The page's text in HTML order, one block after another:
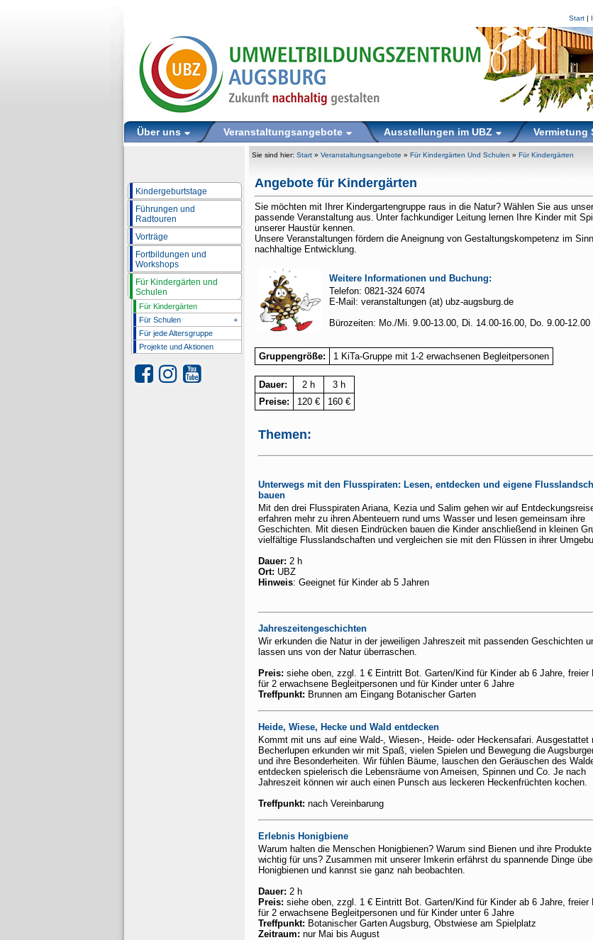
Start|
Über uns Veranstaltungsangebote Ausstellungen im UBZ Vermietung
Kindergeburtstage
Führungen und
Radtouren
Vorträge
Fortbildungen und
Workshops
Für Kindergärten und
Schulen
Für Kindergärten
+
Für Schulen
Für jede Altersgruppe
Projekte und Aktionen
Sie sind hier: Start» Veranstaltungsangebote » Für Kindergärten Und Schulen » Für Kindergärten
Angebote für Kindergärten
Sie möchten mit Ihrer Kindergartengruppe raus in die Natur? Wählen Sie aus
passende Veranstaltung aus. Unter fachkundiger Leitung lernen Ihre Kinder mit
unserer Haustür kennen.
Unsere Veranstaltungen fördern die Aneignung von Gestaltungskompetenz im
nachhaltige Entwicklung.
Weitere Informationen und Buchung:
Telefon: 0821-324 6074
E-Mail: veranstaltungen (at) ubz-augsburg.de
Bürozeiten: Mo./Mi. 9.00-13.00, Di. 14.00-16.00, Do. 9.00-12.00
Gruppengröße: 1 KiTa-Gruppe mit 1-2 erwachsenen Begleitpersonen
Dauer: 2 h
3 h
Preise:
120 € 160 €
Themen:
Unterwegs mit den Flusspiraten: Lesen, entdecken und eigene
bauen
Mit den drei Flusspiraten Ariana, Kezia und Salim gehen wir auf
erfahren mehr zu ihren Abenteuern rund ums Wasser und lesen gemeinsam ihre
Geschichten. Mit diesen Eindrücken bauen die Kinder anschließend in kleinen
vielfältige Flusslandschaften und vergleichen sie mit den Flüssen in ihrer
Dauer: 2 h
Ort: UBZ
Hinweis: Geeignet für Kinder ab 5 Jahren
Jahreszeitengeschichten
Wir erkunden die Natur in der jeweiligen Jahreszeit mit passenden Geschichten
lassen uns von der Natur überraschen.
Preis: siehe oben, zzgl. 1 € Eintritt Bot. Garten/Kind für Kinder ab 6 Jahre, freier
für 2 erwachsene Begleitpersonen und für Kinder unter 6 Jahre
Treffpunkt: Brunnen am Eingang Botanischer Garten
Heide, Wiese, Hecke und Wald entdecken
Kommt mit uns auf eine Wald-, Wiesen-, Heide- oder Heckensafari. Ausgestattet
Becherlupen erkunden wir mit Spaß, vielen Spielen und Bewegung die
und ihre Besonderheiten. Wir fühlen Bäume, lauschen den Geräuschen des
entdecken spielerisch die Lebensräume von Ameisen, Spinnen und Co. Je nach
Jahreszeit können wir auch einen Punsch aus leckeren Heckenfrüchten kochen.
Treffpunkt: nach Vereinbarung
Erlebnis Honigbiene
Warum halten die Menschen Honigbienen? Warum sind Bienen und ihre
wichtig für uns? Zusammen mit unserer Imkerin erfährst du spannende Dinge
Honigbienen und kannst sie ganz nah beobachten.
Dauer: 2 h
Preis: siehe oben, zzgl. 1 € Eintritt Bot. Garten/Kind für Kinder ab 6 Jahre, freier
für 2 erwachsene Begleitpersonen und für Kinder unter 6 Jahre
Treffpunkt: Botanischer Garten Augsburg, Obstwiese am Spielplatz
Zeitraum: nur Mai bis August